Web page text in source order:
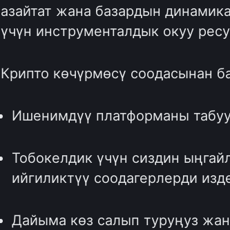
азайтат жана базардын
үчүн инструменталдык окуу
Крипто көчүрмөсү соодасынан
Ишенимдүү платформаны
Тобокелдик үчүн сиздин
ийгиликтүү соодагерлерди
Дайыма көз салып туруңуз